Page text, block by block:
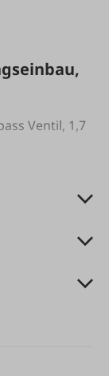
Ventil, 1,7